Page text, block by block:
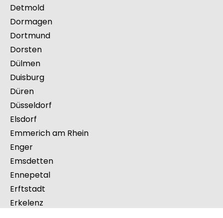
Coesfeld
Delbrück
Datteln
Detmold
Dormagen
Dortmund
Dorsten
Dülmen
Duisburg
Düren
Düsseldorf
Elsdorf
Emmerich am Rhein
Enger
Emsdetten